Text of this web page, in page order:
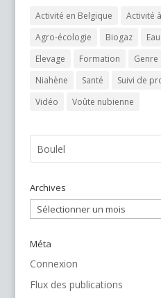
Activité en Belgique
Activité
Agro-écologie
Biogaz Eau
Elevage
Formation Genre
Niahène
Santé Suivi de
Vidéo
Voûte nubienne
Archives
Archives
Méta
Connexion
Flux des publications